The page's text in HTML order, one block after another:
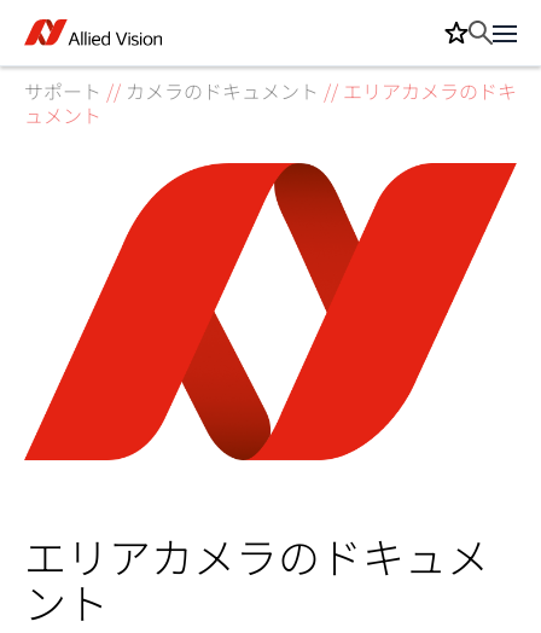
サポート // カメラのドキュメント // エリアカメラのドキ
ュメント
エリアカメラのドキュメ
ント